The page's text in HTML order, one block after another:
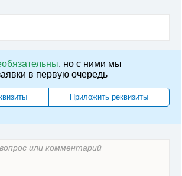
, но с ними мы
в первую очередь
Приложить реквизиты